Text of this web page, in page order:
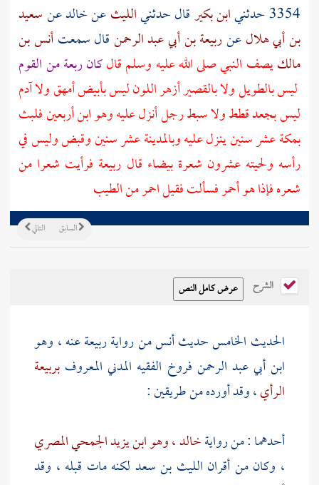
3354 حدثني ابن بكيرقال حدثنيالليثعنخالدعنسعيد
بن أبي هلالعنربيعة بن أبي عبد الرحمنقال سمعتأنس بن
مالكيصف النبي صلى الله عليه وسلم قالكان ربعة من القوم
ليس بالطويل ولا بالقصير أزهر اللون ليس بأبيض أمهق ولا آدم
ليس بجعد قطط ولا سبط رجل أنزل عليه وهو ابن أربعين فلبث
بمكةعشر سنين ينزل عليهوبالمدينةعشر سنين وقبض وليس في
رأسه ولحيته عشرون شعرة بيضاء قال ربيعة فرأيت شعرا من
شعره فإذا هو أحمر فسألت فقيل احمر من الطيب
التالي السابق
الشرح
الحديث الخامس حديثأنسمن روايةربيعةعنه ، وهو
ابن أبي عبد الرحمن فروخ الفقيه المدني المعروف بربيعة
الرأي، وقد أورده من طريقين :
أحدهما : من روايةخالد ، وهو ابن يزيد الجمحي المصري
، وكان من أقران الليث بن سعد لكنه مات قبله ، وقد